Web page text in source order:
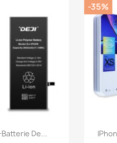
rapide
Batterie De...
-35%